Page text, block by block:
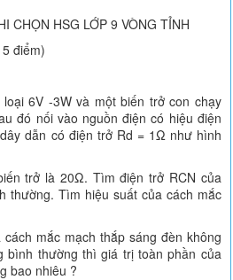
CHỌN HSG LỚP 9 VÒNG TỈNH
điểm)
6V -3W và một biến trở con chạy
đó nối vào nguồn điện có hiệu điện
dẫn có điện trở Rd = 1Ω như hình
trở là 20Ω. Tìm điện trở RCN của
thường. Tìm hiệu suất của cách mắc
mắc mạch thắp sáng đèn không
bình thường thì giá trị toàn phần của
bao nhiêu ?